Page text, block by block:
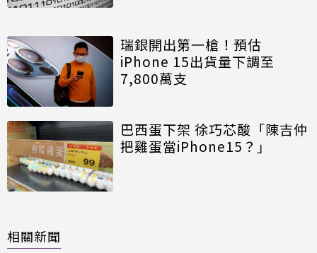
瑞銀開出第一槍！預估
iPhone 15出貨量下調至
7,800萬支
巴西蛋下架 徐巧芯酸「陳吉仲
把雞蛋當iPhone15？」
相關新聞